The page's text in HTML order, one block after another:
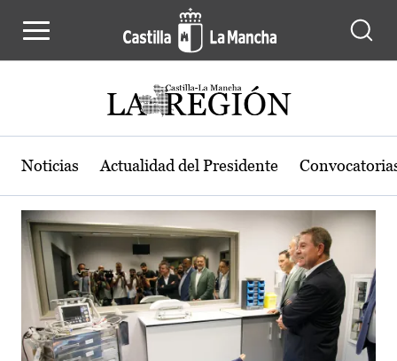
Actualidad de la región de Castilla-
Noticias Actualidad del Presidente